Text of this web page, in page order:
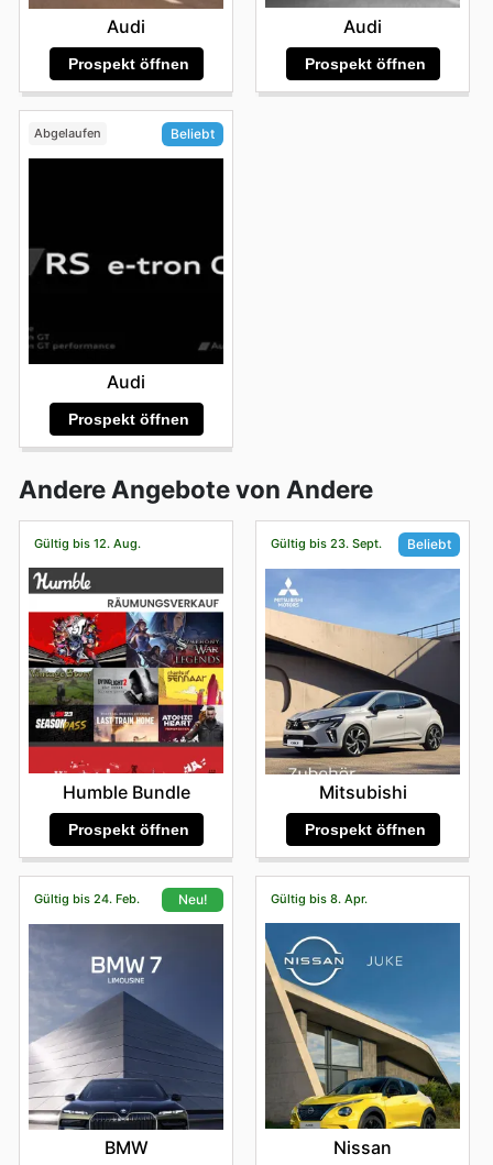
Audi
Prospekt öffnen
Audi
Prospekt öffnen
Abgelaufen Beliebt
Audi
Prospekt öffnen
Andere Angebote von Andere
Gültig bis 12. Aug.
Humble Bundle
Prospekt öffnen
Gültig bis 23. Sept. Beliebt
Mitsubishi
Prospekt öffnen
Gültig bis 24. Feb. Neu!
BMW
Gültig bis 8. Apr.
Nissan